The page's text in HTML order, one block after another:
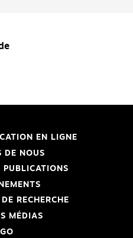
EN LIGNE
DE NOUS
PUBLICATIONS
RECHERCHE
MÉDIAS